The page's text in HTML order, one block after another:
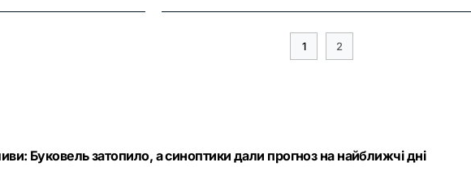
1 2
Буковель затопило, а синоптики дали прогноз на найближчі дні